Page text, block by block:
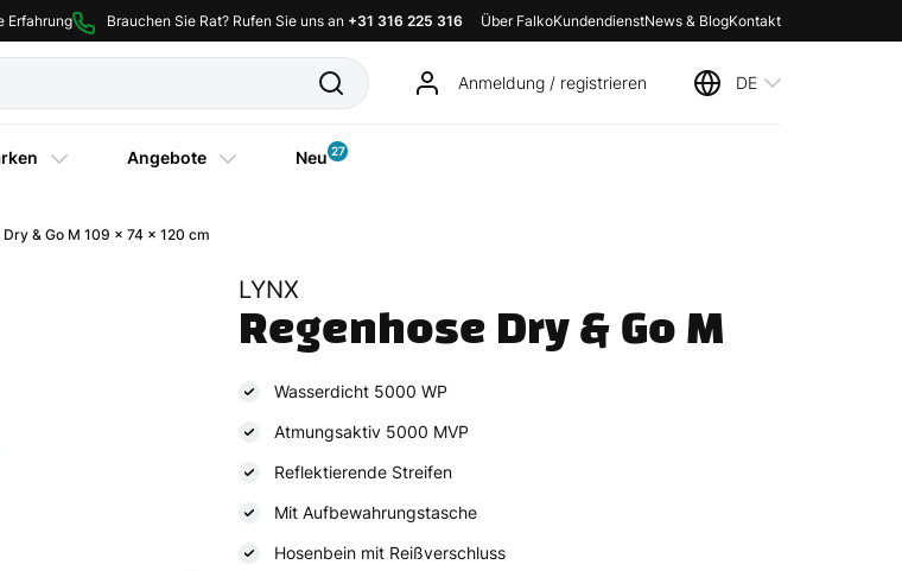
Erfahrung Brauchen Sie Rat? Rufen Sie uns an +31 316 225 316 Über FalkoKundendienstNews & BlogKontakt
Anmeldung / registrieren DE
Angebote Neu 27
& Go M 109 x 74 x 120 cm
LYNX
Regenhose Dry & Go M
Wasserdicht 5000 WP
Atmungsaktiv 5000 MVP
Reflektierende Streifen
Mit Aufbewahrungstasche
Hosenbein mit Reißverschluss